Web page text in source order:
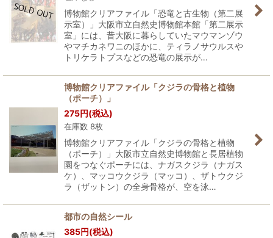
博物館クリアファイル「恐竜と古生物（第二展
示室）」大阪市立自然史博物館本館「第二展示
室」には、昔大阪に暮らしていたマウマンゾウ
やマチカネワニのほかに、ティラノサウルスや
トリケラトプスなどの恐竜の展示が…
博物館クリアファイル「クジラの骨格と植物
（ポーチ）」
275円(税込)
在庫数 8枚
博物館クリアファイル「クジラの骨格と植物
（ポーチ）」大阪市立自然史博物館と長居植物
園をつなぐポーチには、ナガスクジラ（ナガス
ケ）、マッコウクジラ（マッコ）、ザトウクジ
ラ（ザットン）の全身骨格が、空を泳…
都市の自然シール
385円(税込)